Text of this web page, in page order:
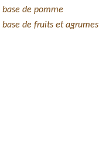
base de pomme
base de fruits et agrumes